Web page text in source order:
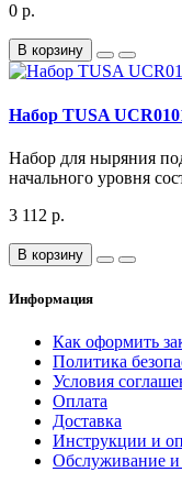
0 р.
В корзину
Набор TUSA
Набор для ныряния
начального уровня
3 112 р.
В корзину
Информация
Как оформить
Политика
Условия
Оплата
Доставка
Инструкции и
Обслуживание и